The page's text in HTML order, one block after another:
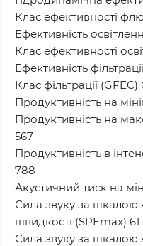
Клас ефективності
Ефективність
Клас ефективності
Ефективність
Клас фільтрації (GFEC)
Продуктивність на
Продуктивність на
567
Продуктивність в
788
Акустичний тиск на
Сила звуку за шкалою
швидкості (SPEmax) 61
Сила звуку за шкалою